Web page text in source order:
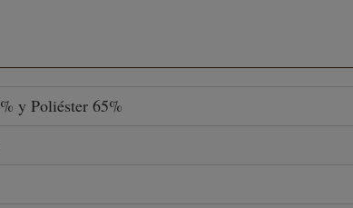
y Poliéster 65%